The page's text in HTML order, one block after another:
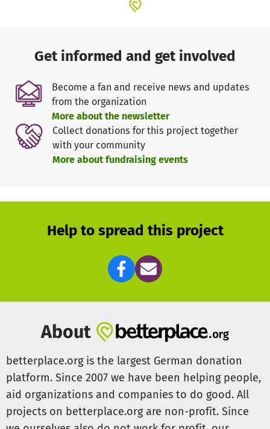
Get informed and get involved
Become a fan and receive news and updates
from the organization
More about the newsletter
Collect donations for this project together
with your community
More about fundraising events
Help to spread this project
About
betterplace.org is the largest German donation
platform. Since 2007 we have been helping people,
aid organizations and companies to do good. All
projects on betterplace.org are non-profit. Since